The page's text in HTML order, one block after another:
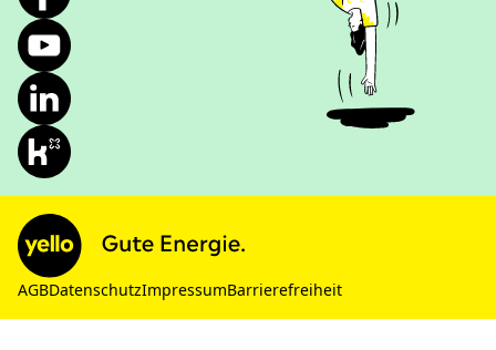
AGBDatenschutzImpressumBarrierefreiheit